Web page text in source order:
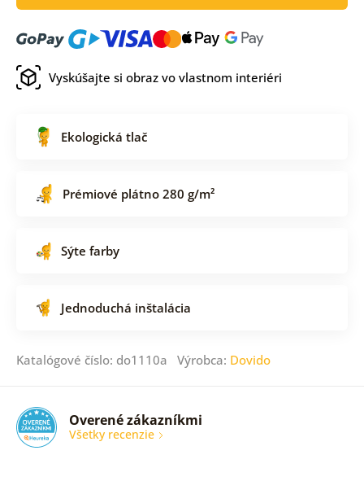
Vyskúšajte si obraz vo vlastnom interiéri
Ekologická tlač
Prémiové plátno 280 g/m²
Sýte farby
Jednoduchá inštalácia
Katalógové číslo: do1110a Výrobca: Dovido
Overené zákazníkmi
Všetky recenzie